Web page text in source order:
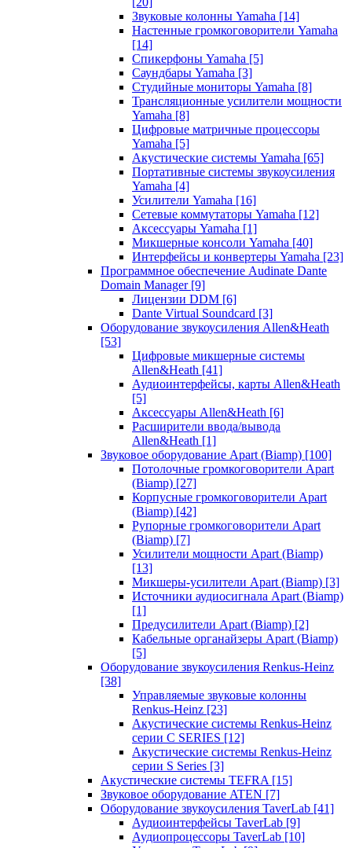
Звуковые колонны Yamaha [14]
Настенные громкоговорители Yamaha
[14]
Спикерфоны Yamaha [5]
Саундбары Yamaha [3]
Студийные мониторы Yamaha [8]
Трансляционные усилители мощности
Yamaha [8]
Цифровые матричные процессоры
Yamaha [5]
Акустические системы Yamaha [65]
Портативные системы звукоусиления
Yamaha [4]
Усилители Yamaha [16]
Сетевые коммутаторы Yamaha [12]
Аксессуары Yamaha [1]
Микшерные консоли Yamaha [40]
Интерфейсы и конвертеры Yamaha [23]
Программное обеспечение Audinate Dante
Domain Manager [9]
Лицензии DDM [6]
Dante Virtual Soundcard [3]
Оборудование звукоусиления Allen&Heath
[53]
Цифровые микшерные системы
Allen&Heath [41]
Аудиоинтерфейсы, карты Allen&Heath
[5]
Аксессуары Allen&Heath [6]
Расширители ввода/вывода
Allen&Heath [1]
Звуковое оборудование Apart (Biamp) [100]
Потолочные громкоговорители Apart
(Biamp) [27]
Корпусные громкоговорители Apart
(Biamp) [42]
Рупорные громкоговорители Apart
(Biamp) [7]
Усилители мощности Apart (Biamp)
[13]
Микшеры-усилители Apart (Biamp) [3]
Источники аудиосигнала Apart (Biamp)
[1]
Предусилители Apart (Biamp) [2]
Кабельные органайзеры Apart (Biamp)
[5]
Оборудование звукоусиления Renkus-Heinz
[38]
Управляемые звуковые колонны
Renkus-Heinz [23]
Акустические системы Renkus-Heinz
серии C SERIES [12]
Акустические системы Renkus-Heinz
серии S Series [3]
Акустические системы TEFRA [15]
Звуковое оборудование ATEN [7]
Оборудование звукоусиления TaverLab [41]
Аудиоинтерфейсы TaverLab [9]
Аудиопроцессоры TaverLab [10]